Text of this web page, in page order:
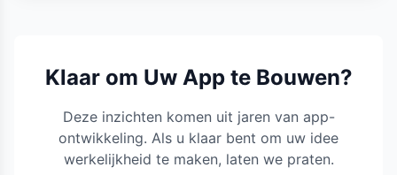
Klaar om Uw App te Bouwen?
Deze inzichten komen uit jaren van app-
ontwikkeling. Als u klaar bent om uw idee
werkelijkheid te maken, laten we praten.